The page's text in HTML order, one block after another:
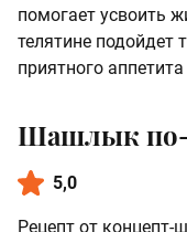
помогает усвоить
телятине подойдет
приятного
Шашлык по-
5,0
Рецепт от концепт-